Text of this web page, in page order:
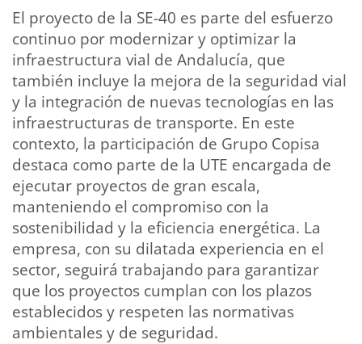
El proyecto de la SE-40 es parte del esfuerzo
continuo por modernizar y optimizar la
infraestructura vial de Andalucía, que
también incluye la mejora de la seguridad vial
y la integración de nuevas tecnologías en las
infraestructuras de transporte. En este
contexto, la participación de Grupo Copisa
destaca como parte de la UTE encargada de
ejecutar proyectos de gran escala,
manteniendo el compromiso con la
sostenibilidad y la eficiencia energética. La
empresa, con su dilatada experiencia en el
sector, seguirá trabajando para garantizar
que los proyectos cumplan con los plazos
establecidos y respeten las normativas
ambientales y de seguridad.